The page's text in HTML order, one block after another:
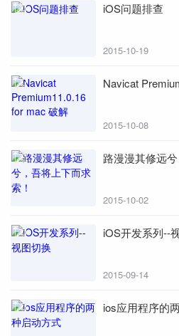
iOS问题排查
2015-10-19
Navicat
2015-10-08
路漫漫其修远
2015-10-02
iOS开发系列--
2015-09-14
ios应用程序的